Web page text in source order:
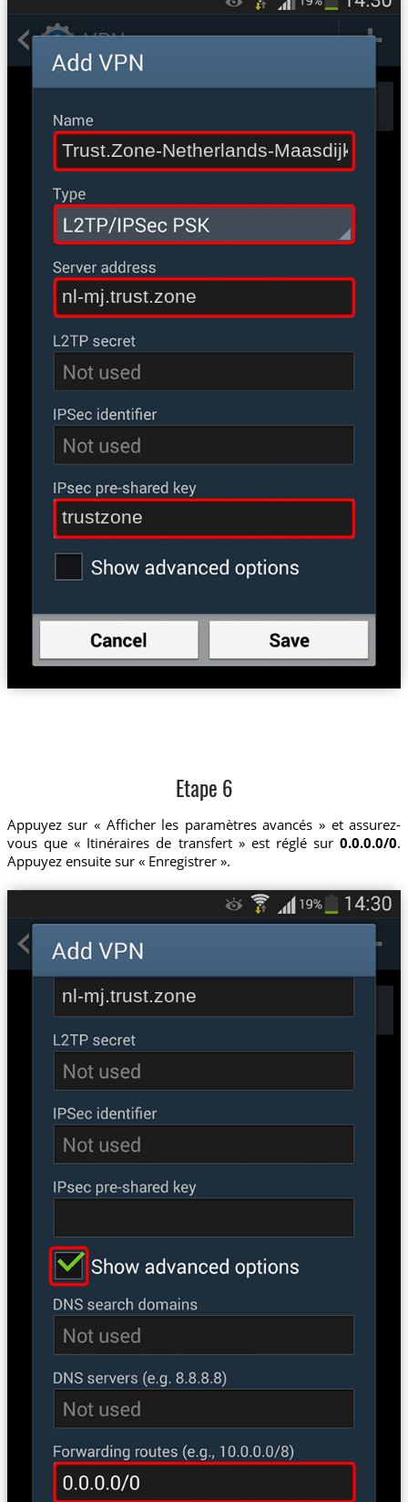
Trust.Zone-Netherlands-Maasdijk
nl-mj.trust.zone
trustzone
Etape 6
Appuyez sur « Afficher les paramètres avancés » et assurez-
vous que « Itinéraires de transfert » est réglé sur0.0.0.0/0.
Appuyez ensuite sur « Enregistrer ».
nl-mj.trust.zone